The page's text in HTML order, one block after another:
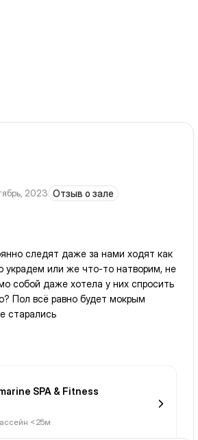
2023 Отзыв о зале
следят даже за нами ходят как
украдем или же что-то натворим, не
собой даже хотела у них спросить
Пол всё равно будет мокрым
старались
SPA & Fitness
<25м